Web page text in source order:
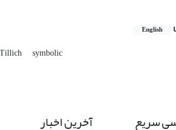
English
Tillich symbolic
سریع آخرین اخبار